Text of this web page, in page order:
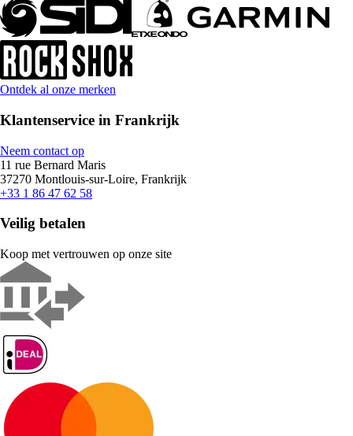
Ontdek al onze merken
Klantenservice in Frankrijk
Neem contact op
11 rue Bernard Maris
37270 Montlouis-sur-Loire, Frankrijk
+33 1 86 47 62 58
Veilig betalen
Koop met vertrouwen op onze site